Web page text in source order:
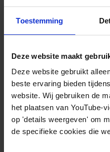
Toestemming
Deze website maakt
Deze website gebruikt
beste ervaring bieden
website. Wij gebruiken de
het plaatsen van YouTube-
op 'details weergeven' om
de specifieke cookies die
Contact
+31 88 11 66 800
info@newenergycoalition.org
Bereikbaarheid
Ma-Do: 8:30-17:00 uur
Vrijdag: 8:30-11:00 uur